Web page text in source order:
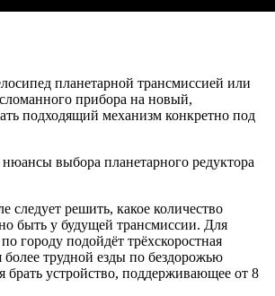
планетарной трансмиссией или
прибора на новый,
подходящий механизм конкретно под
выбора планетарного редуктора
следует решить, какое количество
быть у будущей трансмиссии. Для
городу подойдёт трёхскоростная
более трудной езды по бездорожью
брать устройство, поддерживающее от 8